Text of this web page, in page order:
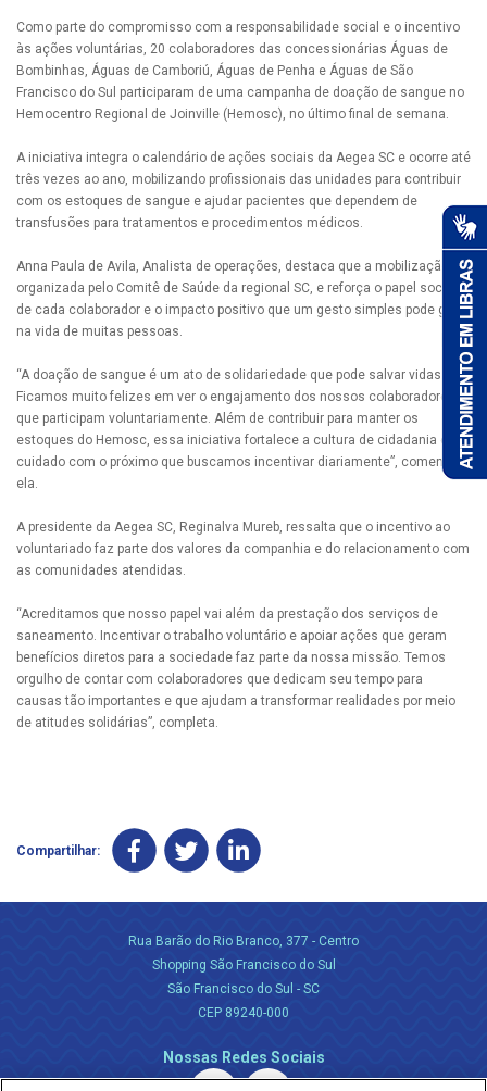
Como parte do compromisso com a responsabilidade social e o incentivo
às ações voluntárias, 20 colaboradores das concessionárias Águas de
Bombinhas, Águas de Camboriú, Águas de Penha e Águas de São
Francisco do Sul participaram de uma campanha de doação de sangue no
Hemocentro Regional de Joinville (Hemosc), no último final de semana.
A iniciativa integra o calendário de ações sociais da Aegea SC e ocorre até
três vezes ao ano, mobilizando profissionais das unidades para contribuir
com os estoques de sangue e ajudar pacientes que dependem de
transfusões para tratamentos e procedimentos médicos.
Anna Paula de Avila, Analista de operações, destaca que a mobilização foi
organizada pelo Comitê de Saúde da regional SC, e reforça o papel social
de cada colaborador e o impacto positivo que um gesto simples pode gerar
na vida de muitas pessoas.
“A doação de sangue é um ato de solidariedade que pode salvar vidas.
Ficamos muito felizes em ver o engajamento dos nossos colaboradores,
que participam voluntariamente. Além de contribuir para manter os
estoques do Hemosc, essa iniciativa fortalece a cultura de cidadania e
cuidado com o próximo que buscamos incentivar diariamente”, comenta
ela.
A presidente da Aegea SC, Reginalva Mureb, ressalta que o incentivo ao
voluntariado faz parte dos valores da companhia e do relacionamento com
as comunidades atendidas.
“Acreditamos que nosso papel vai além da prestação dos serviços de
saneamento. Incentivar o trabalho voluntário e apoiar ações que geram
benefícios diretos para a sociedade faz parte da nossa missão. Temos
orgulho de contar com colaboradores que dedicam seu tempo para
causas tão importantes e que ajudam a transformar realidades por meio
de atitudes solidárias”, completa.
Compartilhar:
Rua Barão do Rio Branco, 377 - Centro
Shopping São Francisco do Sul
São Francisco do Sul - SC
CEP 89240-000
Nossas Redes Sociais